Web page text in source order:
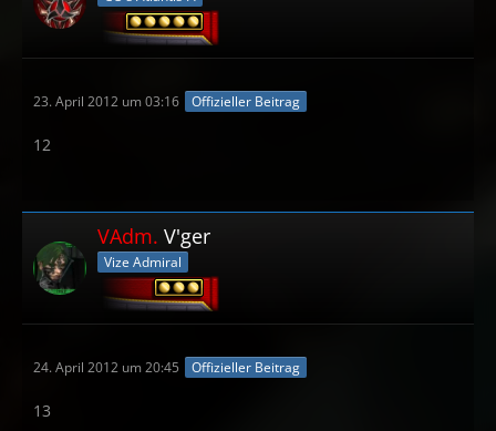
23. April 2012 um 03:16 Offizieller Beitrag
12
VAdm. V'ger
Vize Admiral
24. April 2012 um 20:45 Offizieller Beitrag
13